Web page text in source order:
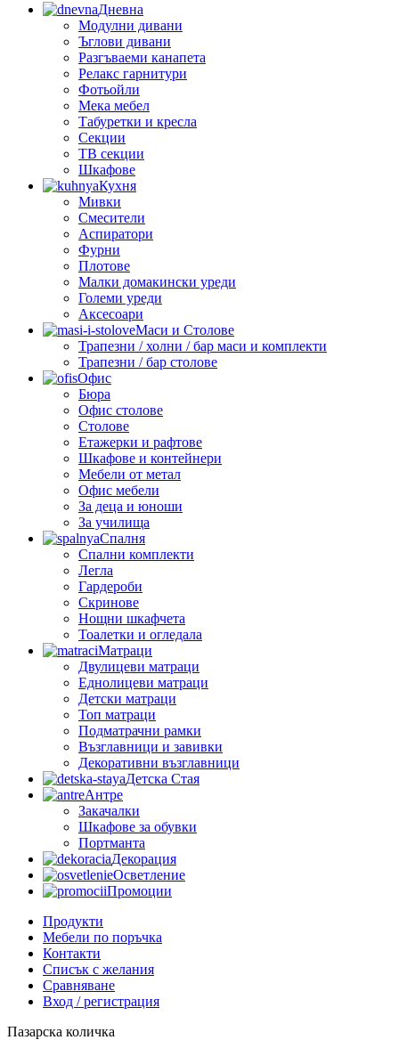
Дневна
Модулни дивани
Ъглови дивани
Разгъваеми канапета
Релакс гарнитури
Фотьойли
Мека мебел
Табуретки и кресла
Секции
ТВ секции
Шкафове
Кухня
Мивки
Смесители
Аспиратори
Фурни
Плотове
Малки домакински уреди
Големи уреди
Аксесоари
Маси и Столове
Трапезни / холни / бар маси и комплекти
Трапезни / бар столове
Офис
Бюра
Офис столове
Столове
Етажерки и рафтове
Шкафове и контейнери
Мебели от метал
Офис мебели
За деца и юноши
За училища
Спалня
Спални комплекти
Легла
Гардероби
Скринове
Нощни шкафчета
Тоалетки и огледала
Матраци
Двулицеви матраци
Еднолицеви матраци
Детски матраци
Топ матраци
Подматрачни рамки
Възглавници и завивки
Декоративни възглавници
Детска Стая
Антре
Закачалки
Шкафове за обувки
Портманта
Декорация
Осветление
Промоции
Продукти
Мебели по поръчка
Контакти
Списък с желания
Сравняване
Вход / регистрация
Пазарска количка